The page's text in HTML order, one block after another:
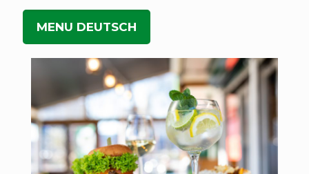
MENU DEUTSCH